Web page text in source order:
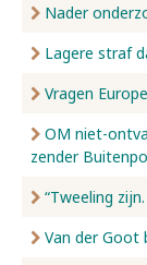
Nader
Lagere straf
Vragen
OM niet-
zender
“Tweeling
Van der Goot